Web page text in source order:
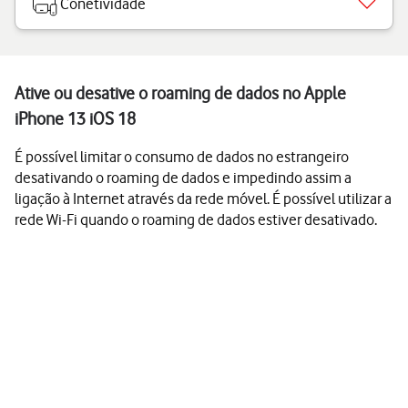
Conetividade
Ative ou desative o roaming de dados no Apple
iPhone 13 iOS 18
É possível limitar o consumo de dados no estrangeiro
desativando o roaming de dados e impedindo assim a
ligação à Internet através da rede móvel. É possível utilizar a
rede Wi-Fi quando o roaming de dados estiver desativado.